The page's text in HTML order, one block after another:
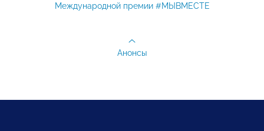
Международной премии #МЫВМЕСТЕ
Анонсы